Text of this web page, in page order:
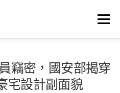
選單
竊密，國安部揭穿
宅設計副面貌